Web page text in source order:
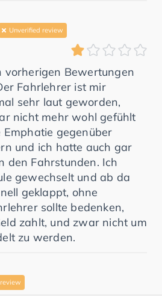
Unverified review
vorherigen Bewertungen
Fahrlehrer ist mir
sehr laut geworden,
nicht mehr wohl gefühlt
Emphatie gegenüber
und ich hatte auch gar
den Fahrstunden. Ich
gewechselt und ab da
geklappt, ohne
sollte bedenken,
zahlt, und zwar nicht um
zu werden.